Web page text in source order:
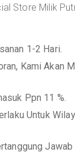
Store Milik
1-2 Hari.
Kami Akan
Ppn 11 %.
Untuk
Jawab